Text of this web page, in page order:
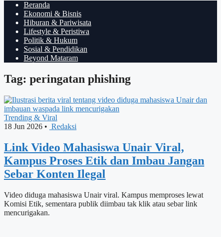
Beranda
Ekonomi & Bisnis
Hiburan & Pariwisata
Lifestyle & Peristiwa
Politik & Hukum
Sosial & Pendidikan
Beyond Mataram
Tag: peringatan phishing
Trending & Viral
18 Jun 2026 • Redaksi
Link Video Mahasiswa Unair Viral,
Kampus Proses Etik dan Imbau Jangan
Sebar Konten Ilegal
Video diduga mahasiswa Unair viral. Kampus memproses lewat
Komisi Etik, sementara publik diimbau tak klik atau sebar link
mencurigakan.